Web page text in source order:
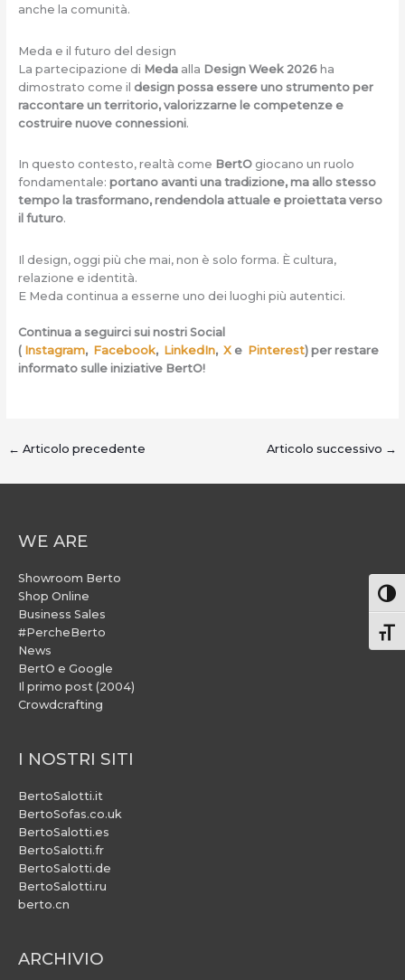
anche la comunità.
Meda e il futuro del design
La partecipazione di Meda alla Design Week 2026ha
dimostrato come il design possa essere uno strumento per
raccontare un territorio, valorizzarne le competenze e
costruire nuove connessioni.
In questo contesto, realtà come BertOgiocano un ruolo
fondamentale: portano avanti una tradizione, ma allo stesso
tempo la trasformano, rendendola attuale e proiettata verso
il futuro.
Il design, oggi più che mai, non è solo forma. È cultura,
relazione e identità.
E Meda continua a esserne uno dei luoghi più autentici.
Continua a seguirci sui nostri Social
( Instagram, Facebook, LinkedIn, Xe Pinterest) per restare
informato sulle iniziative BertO!
← Articolo precedente Articolo successivo →
WE ARE
Showroom Berto
Shop Online
Business Sales
#PercheBerto
News
BertO e Google
Il primo post (2004)
Crowdcrafting
I NOSTRI SITI
BertoSalotti.it
BertoSofas.co.uk
BertoSalotti.es
BertoSalotti.fr
BertoSalotti.de
BertoSalotti.ru
berto.cn
ARCHIVIO
ARCHIVIO